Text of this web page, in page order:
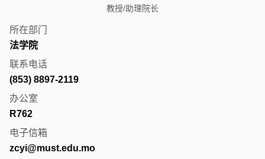
教授/助理院长
所在部门
法学院
联系电话
(853) 8897-2119
办公室
R762
电子信箱
zcyi@must.edu.mo